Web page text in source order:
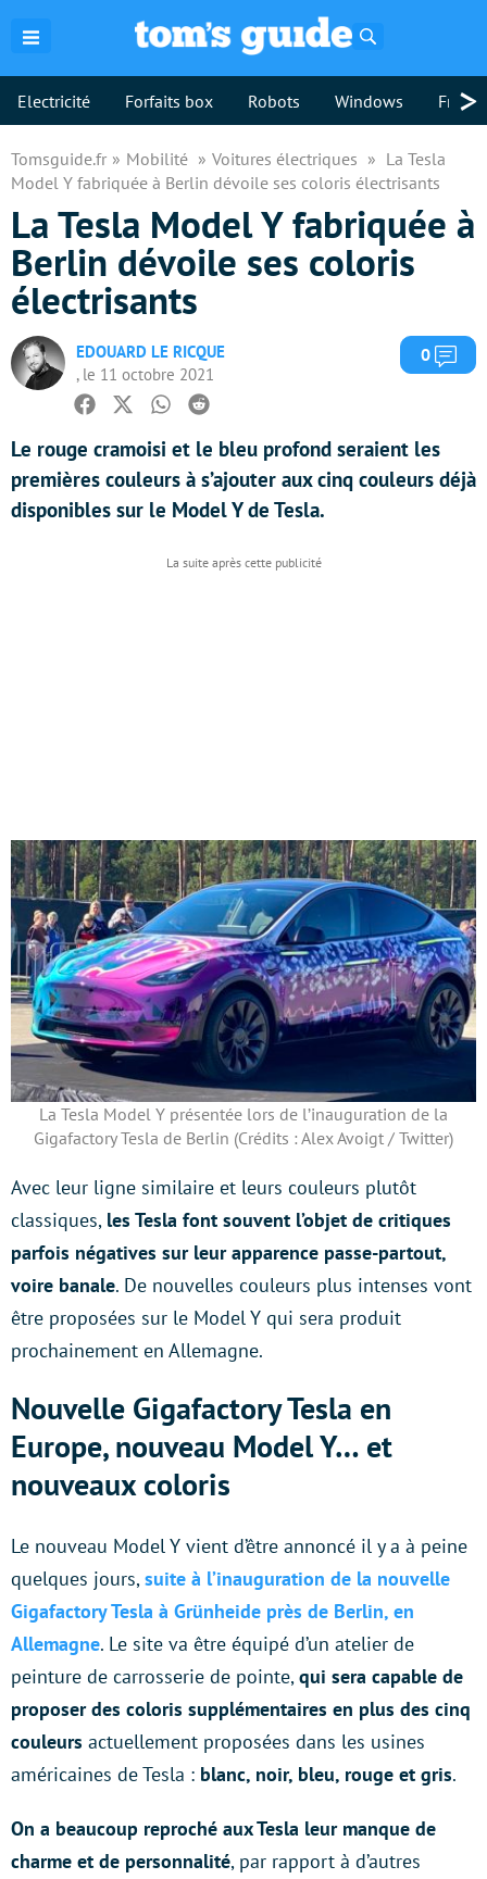
Electricité Forfaits box Robots Windows >
Tomsguide.fr Mobilité Voitures électriques
La Tesla
Model Y fabriquée à Berlin dévoile ses coloris électrisants
La Tesla Model Y fabriquée à
Berlin dévoile ses coloris
électrisants
EDOUARD LE RICQUE
, le 11 octobre 2021
0
Facebook
TwitterWhatsapp
Reddit
Le rouge cramoisi et le bleu profond seraient les
premières couleurs à s’ajouter aux cinq couleurs déjà
disponibles sur le Model Y de Tesla.
La Tesla Model Y présentée lors de l’inauguration de la
Gigafactory Tesla de Berlin (Crédits : Alex Avoigt / Twitter)
Avec leur ligne similaire et leurs couleurs plutôt
classiques, les Tesla font souvent l’objet de critiques
parfois négatives sur leur apparence passe-partout,
voire banale. De nouvelles couleurs plus intenses vont
être proposées sur le Model Y qui sera produit
prochainement en Allemagne.
Nouvelle Gigafactory Tesla en
Europe, nouveau Model Y… et
nouveaux coloris
Le nouveau Model Y vient d’être annoncé il y a à peine
quelques jours,suite à l’inauguration de la nouvelle
Gigafactory Tesla à Grünheide près de Berlin, en
Allemagne. Le site va être équipé d’un atelier de
peinture de carrosserie de pointe,qui sera capable de
proposer des coloris supplémentaires en plus des cinq
couleurs actuellement proposées dans les usines
américaines de Tesla : blanc, noir, bleu, rouge et gris.
On a beaucoup reproché aux Tesla leur manque de
charme et de personnalité, par rapport à d’autres